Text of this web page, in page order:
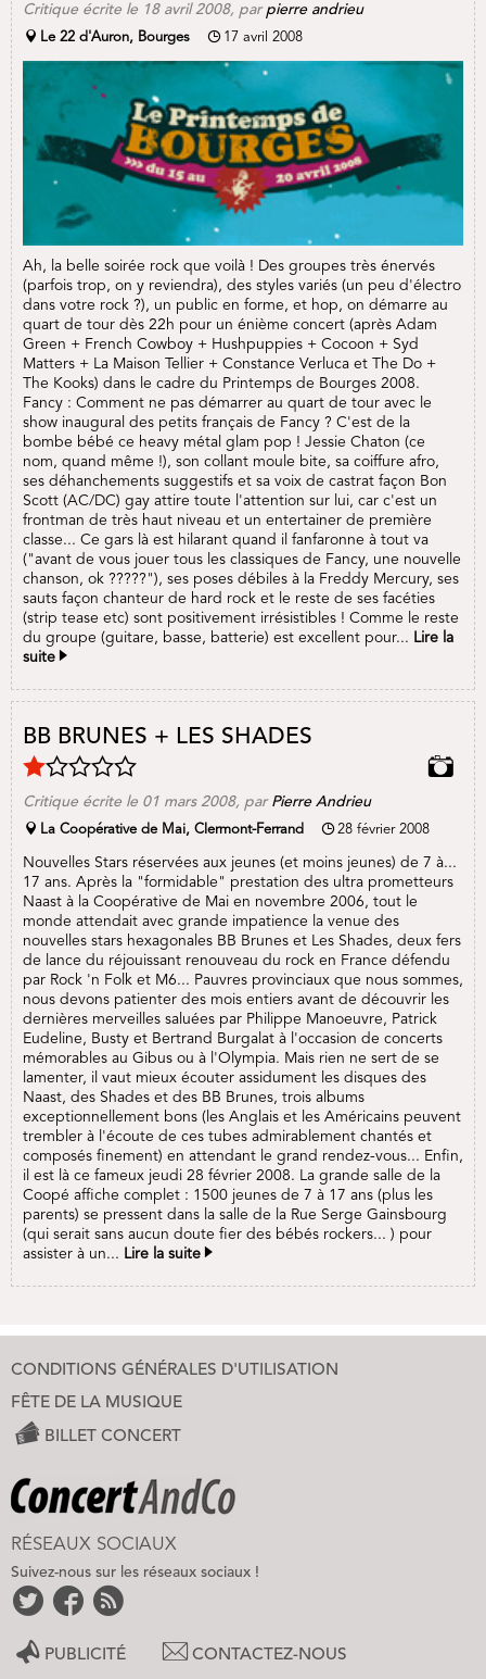
Critique écrite le 18 avril 2008, par pierre andrieu
Le 22 d'Auron, Bourges 17 avril 2008
Ah, la belle soirée rock que voilà ! Des groupes très énervés
(parfois trop, on y reviendra), des styles variés (un peu d'électro
dans votre rock ?), un public en forme, et hop, on démarre au
quart de tour dès 22h pour un énième concert (après Adam
Green + French Cowboy + Hushpuppies + Cocoon + Syd
Matters + La Maison Tellier + Constance Verluca et The Do +
The Kooks) dans le cadre du Printemps de Bourges 2008.
Fancy : Comment ne pas démarrer au quart de tour avec le
show inaugural des petits français de Fancy ? C'est de la
bombe bébé ce heavy métal glam pop ! Jessie Chaton (ce
nom, quand même !), son collant moule bite, sa coiffure afro,
ses déhanchements suggestifs et sa voix de castrat façon Bon
Scott (AC/DC) gay attire toute l'attention sur lui, car c'est un
frontman de très haut niveau et un entertainer de première
classe... Ce gars là est hilarant quand il fanfaronne à tout va
("avant de vous jouer tous les classiques de Fancy, une nouvelle
chanson, ok ?????"), ses poses débiles à la Freddy Mercury, ses
sauts façon chanteur de hard rock et le reste de ses facéties
(strip tease etc) sont positivement irrésistibles ! Comme le reste
du groupe (guitare, basse, batterie) est excellent pour... Lire la
suite
BB BRUNES + LES SHADES
Critique écrite le 01 mars 2008, par Pierre Andrieu
La Coopérative de Mai, Clermont-Ferrand 28 février 2008
Nouvelles Stars réservées aux jeunes (et moins jeunes) de 7 à...
17 ans. Après la "formidable" prestation des ultra prometteurs
Naast à la Coopérative de Mai en novembre 2006, tout le
monde attendait avec grande impatience la venue des
nouvelles stars hexagonales BB Brunes et Les Shades, deux fers
de lance du réjouissant renouveau du rock en France défendu
par Rock 'n Folk et M6... Pauvres provinciaux que nous sommes,
nous devons patienter des mois entiers avant de découvrir les
dernières merveilles saluées par Philippe Manoeuvre, Patrick
Eudeline, Busty et Bertrand Burgalat à l'occasion de concerts
mémorables au Gibus ou à l'Olympia. Mais rien ne sert de se
lamenter, il vaut mieux écouter assidument les disques des
Naast, des Shades et des BB Brunes, trois albums
exceptionnellement bons (les Anglais et les Américains peuvent
trembler à l'écoute de ces tubes admirablement chantés et
composés finement) en attendant le grand rendez-vous... Enfin,
il est là ce fameux jeudi 28 février 2008. La grande salle de la
Coopé affiche complet : 1500 jeunes de 7 à 17 ans (plus les
parents) se pressent dans la salle de la Rue Serge Gainsbourg
(qui serait sans aucun doute fier des bébés rockers... ) pour
assister à un... Lire la suite
CONDITIONS GÉNÉRALES D'UTILISATION
FÊTE DE LA MUSIQUE
BILLET CONCERT
RÉSEAUX SOCIAUX
Suivez-nous sur les réseaux sociaux !
PUBLICITÉ CONTACTEZ-NOUS